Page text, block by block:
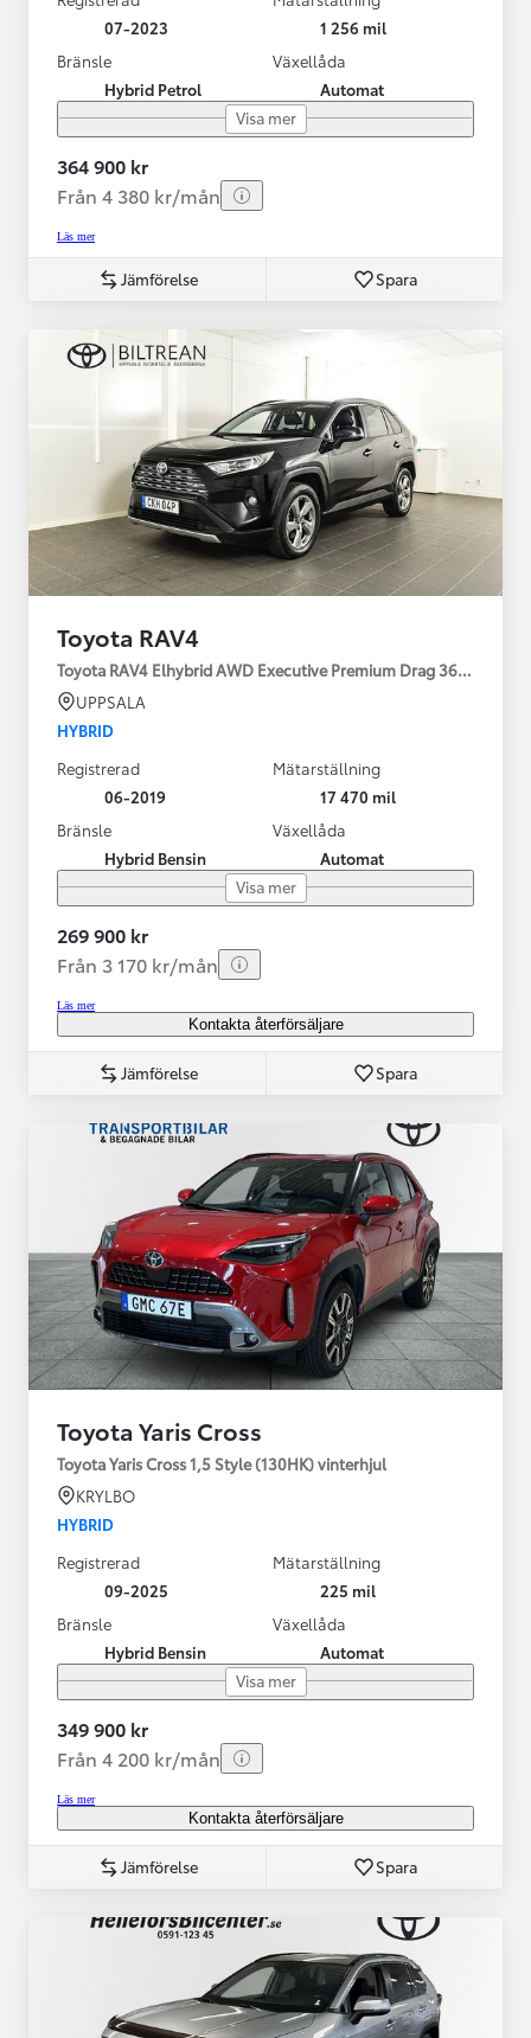
07-2023
1 256 mil
Bränsle
Hybrid Petrol
Växellåda
Automat
Visa mer
364 900 kr
Från 4 380 kr/mån
Läs mer
Jämförelse Spara
Toyota RAV4
Toyota RAV4 Elhybrid AWD Executive Premium Drag 360-kamera
UPPSALA
HYBRID
Registrerad
06-2019
Mätarställning
17 470 mil
Bränsle
Hybrid Bensin
Växellåda
Automat
Visa mer
269 900 kr
Från 3 170 kr/mån
Läs mer
Kontakta återförsäljare
Jämförelse Spara
Toyota Yaris Cross
Toyota Yaris Cross 1,5 Style (130HK) vinterhjul
KRYLBO
HYBRID
Registrerad
09-2025
Mätarställning
225 mil
Bränsle
Hybrid Bensin
Växellåda
Automat
Visa mer
349 900 kr
Från 4 200 kr/mån
Läs mer
Kontakta återförsäljare
Jämförelse Spara